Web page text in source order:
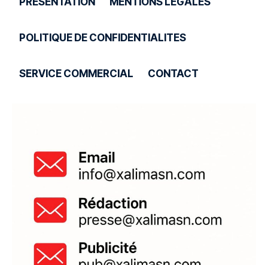
POLITIQUE DE CONFIDENTIALITES
SERVICE COMMERCIAL CONTACT